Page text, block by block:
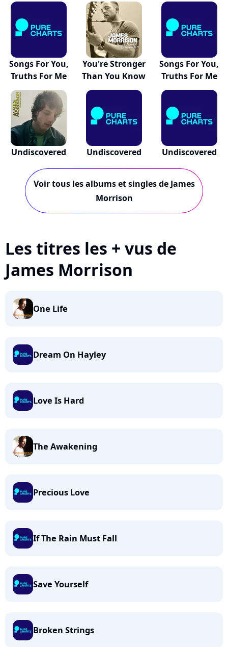
Songs For You,
Truths For Me
You're Stronger
Than You Know
Songs For You,
Truths For Me
Undiscovered Undiscovered Undiscovered
Voir tous les albums et singles de James
Morrison
Les titres les + vus de
James Morrison
One Life
Dream On Hayley
Love Is Hard
The Awakening
Precious Love
If The Rain Must Fall
Save Yourself
Broken Strings